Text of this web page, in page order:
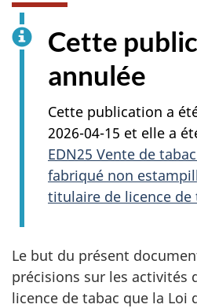
Cette
annulée
Cette publication a
2026-04-15 et elle a
EDN25 Vente de
fabriqué non
titulaire de licence de
Le but du présent
précisions sur les activités
licence de tabac que la Loi